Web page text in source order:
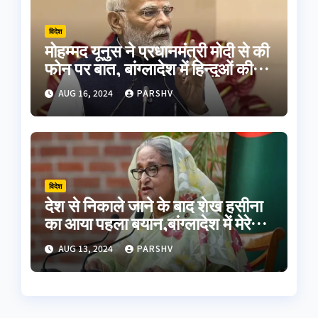
विदेश
मोहम्मद यूनुस ने प्रधानमंत्री मोदी से की
फोन पर बात, बांग्लादेश में हिन्दुओं की
सुरक्षा का दिलाया भरोसा
AUG 16, 2024 PARSHV
विदेश
देश से निकाले जाने के बाद शेख हसीना
का आया पहला बयान,बांग्लादेश में मेरे
पिता समेत शहीदों का हुआ अपमान
AUG 13, 2024 PARSHV